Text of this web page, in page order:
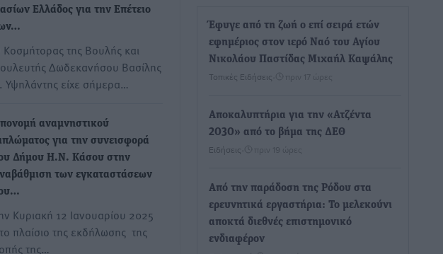
Ελλάδος για την Επέτειο
της Βουλής και
Δωδεκανήσου Βασίλης
Υψηλάντης είχε σήμερα…
αναμνηστικού
για την συνεισφορά
Δήμου Η.Ν. Κάσου στην
των εγκαταστάσεων
Κυριακή 12 Ιανουαρίου 2025
πλαίσιο της εκδήλωσης της
της…
Έφυγε από τη ζωή ο επί σειρά ετών
εφημέριος στον ιερό Ναό του Αγίου
Νικολάου Παστίδας Μιχαήλ Καψάλης
Τοπικές Ειδήσεις πριν 17 ώρες
Αποκαλυπτήρια για την «Ατζέντα
2030» από το βήμα της ΔΕΘ
Ειδήσεις πριν 19 ώρες
Από την παράδοση της Ρόδου στα
ερευνητικά εργαστήρια: Το μελεκούνι
αποκτά διεθνές επιστημονικό
ενδιαφέρον